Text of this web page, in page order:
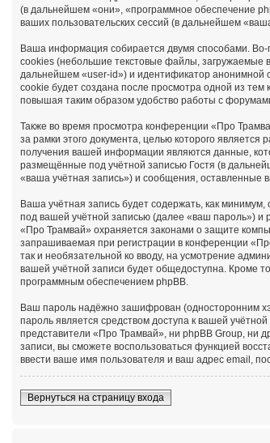
(в дальнейшем «они», «программное обеспечение
ваших пользовательских сессий (в дальнейшем
Ваша информация собирается двумя способами.
cookies (небольшие текстовые файлы, загружаемые
дальнейшем «user-id») и идентификатор анонимной
cookie будет создана после просмотра одной из
повышая таким образом удобство работы с
Также во время просмотра конференции «Про
за рамки этого документа, целью которого
получения вашей информации являются данные,
размещённые под учётной записью Гостя (в
«ваша учётная запись») и сообщения, оставленные
Ваша учётная запись будет содержать, как
под вашей учётной записью (далее «ваш пароль»)
«Про Трамвай» охраняется законами о защите
запрашиваемая при регистрации в конференции
так и необязательной ко вводу, на усмотрение
вашей учётной записи будет общедоступна. Кроме
программным обеспечением phpBB.
Ваш пароль надёжно зашифрован (односторонним
пароль является средством доступа к вашей
представители «Про Трамвай», ни phpBB Group, ни
записи, вы сможете воспользоваться функцией
ввести ваше имя пользователя и ваш адрес email,
Вернуться на страницу входа